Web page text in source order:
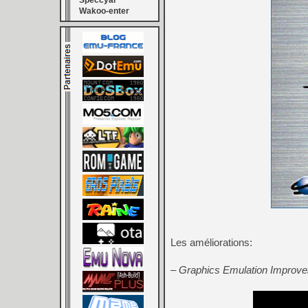
Wakoo-enter
Les améliorations:
– Graphics Emulation